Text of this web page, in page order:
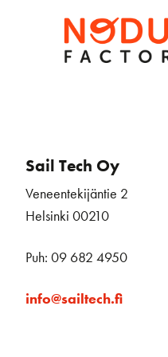
Sail Tech Oy
Veneentekijäntie 2
Helsinki 00210
Puh: 09 682 4950
info@sailtech.fi